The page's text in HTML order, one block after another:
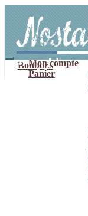
navigation
contenu
Mon compte
Panier
Bonbons